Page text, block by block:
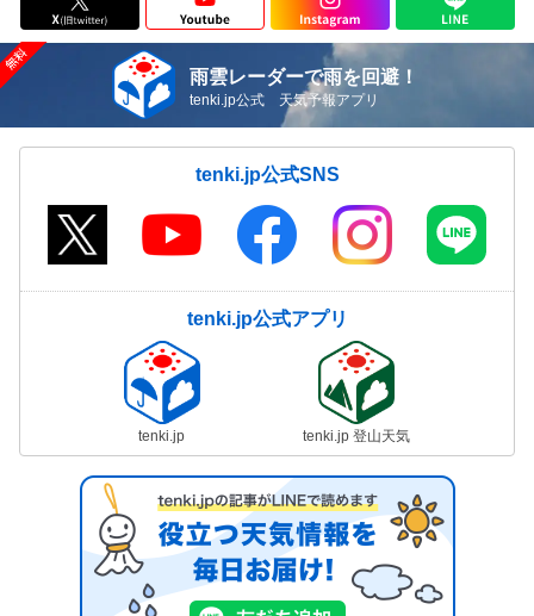
雨雲レーダーで雨を回避！
tenki.jp公式 天気予報アプリ
tenki.jp公式SNS
tenki.jp公式アプリ
tenki.jp tenki.jp 登山天気